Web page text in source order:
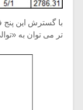
با گسترش این پنج
تر می توان به